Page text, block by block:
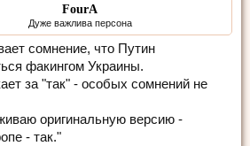
FourA
Дуже важлива персона
сомнение, что Путин
факингом Украины.
за "так" - особых сомнений не
оригинальную версию -
- так."